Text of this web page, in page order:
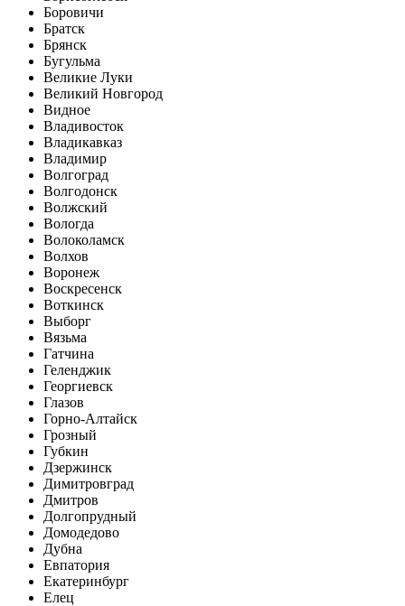
Боровичи
Братск
Брянск
Бугульма
Великие Луки
Великий Новгород
Видное
Владивосток
Владикавказ
Владимир
Волгоград
Волгодонск
Волжский
Вологда
Волоколамск
Волхов
Воронеж
Воскресенск
Воткинск
Выборг
Вязьма
Гатчина
Геленджик
Георгиевск
Глазов
Горно-Алтайск
Грозный
Губкин
Дзержинск
Димитровград
Дмитров
Долгопрудный
Домодедово
Дубна
Евпатория
Екатеринбург
Елец